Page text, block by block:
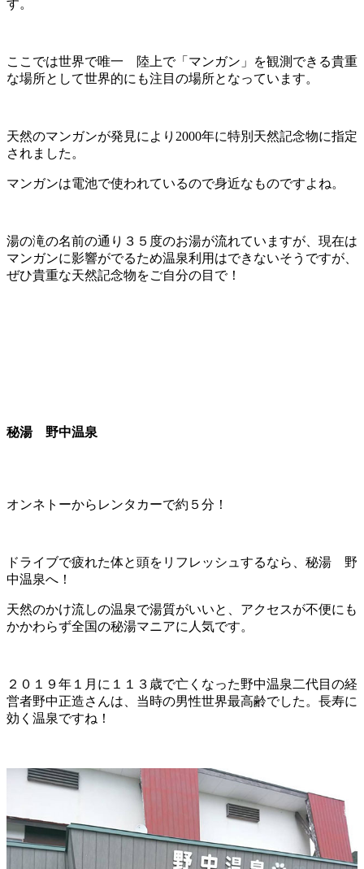
す。
ここでは世界で唯一 陸上で「マンガン」を観測できる貴重
な場所として世界的にも注目の場所となっています。
天然のマンガンが発見により2000年に特別天然記念物に指定
されました。
マンガンは電池で使われているので身近なものですよね。
湯の滝の名前の通り３５度のお湯が流れていますが、現在は
マンガンに影響がでるため温泉利用はできないそうですが、
ぜひ貴重な天然記念物をご自分の目で！
秘湯 野中温泉
オンネトーからレンタカーで約５分！
ドライブで疲れた体と頭をリフレッシュするなら、秘湯 野
中温泉へ！
天然のかけ流しの温泉で湯質がいいと、アクセスが不便にも
かかわらず全国の秘湯マニアに人気です。
２０１９年１月に１１３歳で亡くなった野中温泉二代目の経
営者野中正造さんは、当時の男性世界最高齢でした。長寿に
効く温泉ですね！